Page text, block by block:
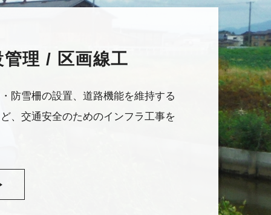
理 / 区画線工
防雪柵の設置、道路機能を維持する
、交通安全のためのインフラ工事を